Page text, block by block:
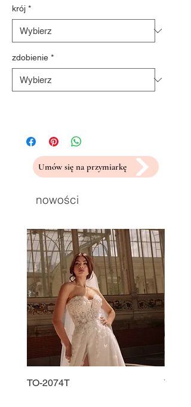
krój *
zdobienie *
Umów się na przymiarkę
nowości
TO-2074T TO-